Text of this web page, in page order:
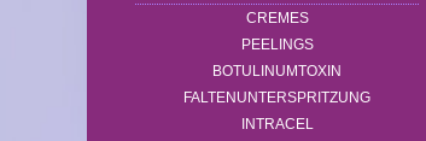
CREMES
PEELINGS
BOTULINUMTOXIN
FALTENUNTERSPRITZUNG
INTRACEL